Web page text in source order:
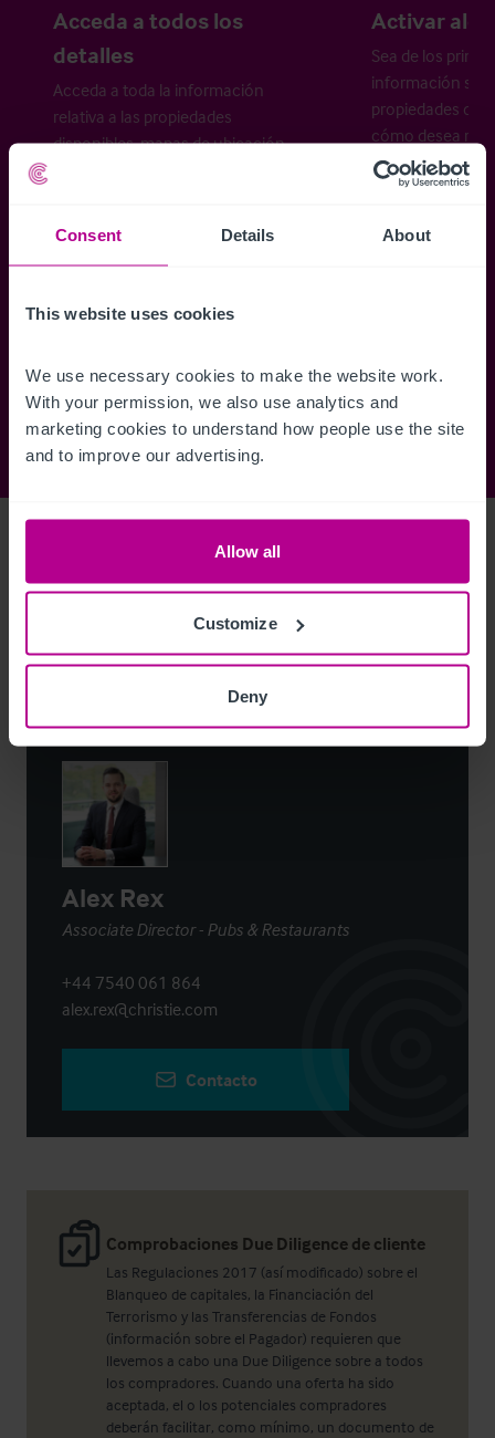
Consent Details About
This website uses cookies
We use necessary cookies to make the website work.
With your permission, we also use analytics and
marketing cookies to understand how people use the site
and to improve our advertising.
Allow all
Customize
Deny
Acceda a todos los
detalles
Acceda a toda la información
relativa a las propiedades
disponibles, mapas de ubicación,
Activar
Sea de los
información
propiedades
cómo desea
Comprobaciones Due Diligence de cliente
Las Regulaciones 2017 (así modificado) sobre el
Blanqueo de capitales, la Financiación del
Terrorismo y las Transferencias de Fondos
(información sobre el Pagador) requieren que
llevemos a cabo una Due Diligence sobre a todos
los compradores. Cuando una oferta ha sido
aceptada, el o los potenciales compradores
deberán facilitar, como mínimo, un documento de
Alex Rex
Associate Director - Pubs & Restaurants
+44 7540 061 864
alex.rex@christie.com
Contacto